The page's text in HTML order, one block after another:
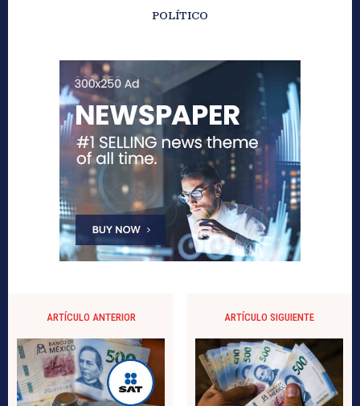
POLÍTICO
ARTÍCULO ANTERIOR ARTÍCULO SIGUIENTE